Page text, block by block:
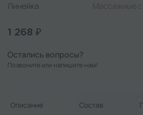
Линейка
Массажные
1 268 ₽
Остались вопросы?
Позвоните или напишите нам!
Описание Состав